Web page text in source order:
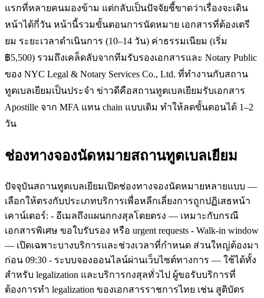
แรกที่หลายคนมองข้าม แต่กลับเป็นปัจจัยชี้ขาดว่าเรื่องจะเดิน
หน้าได้กี่วัน หน้านี้รวมขั้นตอนการนัดหมาย เอกสารที่ต้องเตรี
ยม ระยะเวลาดำเนินการ (10–14 วัน) ค่าธรรมเนียม (เริ่ม
฿5,500) รวมถึงเคล็ดลับจากทีมรับรองเอกสารและ Notary Public
ของ NYC Legal & Notary Services Co., Ltd. ที่ทำงานกับสถาน
ทูตเบลเยียมเป็นประจำ ข่าวดีคือสถานทูตเบลเยียมรับเอกสาร
Apostille จาก MFA แทน chain แบบเดิม ทำให้ลดขั้นตอนได้ 1–2
วัน
ช่องทางจองนัดหมายสถานทูตเบลเยียม
ปัจจุบันสถานทูตเบลเยียมเปิดช่องทางจองนัดหมายหลายแบบ —
เลือกให้ตรงกับประเภทบริการเพื่อหลีกเลี่ยงการถูกปฏิเสธหน้า
เคาน์เตอร์: - อีเมลถึงแผนกกงสุลโดยตรง — เหมาะกับกรณี
เอกสารพิเศษ ขอใบรับรอง หรือ urgent requests - Walk-in window
— เปิดเฉพาะบางบริการและช่วงเวลาที่กำหนด ส่วนใหญ่ต้องมา
ก่อน 09:30 - ระบบจองออนไลน์ผ่านเว็บไซต์ทางการ — ใช้ได้ทั้ง
สำหรับ legalization และบริการกงสุลทั่วไป ผู้ขอรับบริการที่
ต้องการทำ legalization ของเอกสารราชการไทย เช่น สูติบัตร